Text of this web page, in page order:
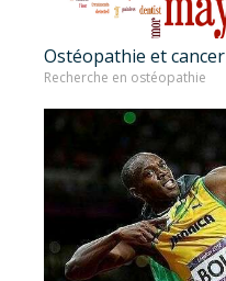
Ostéopathie et cancer
Recherche en ostéopathie